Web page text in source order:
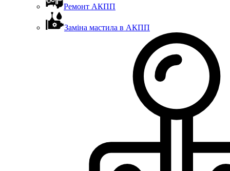
Ремонт АКПП
Заміна мастила в АКПП